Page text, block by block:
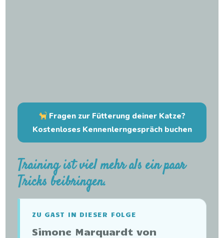
Fragen zur Fütterung deiner Katze?
Kostenloses Kennenlerngespräch buchen
Training ist viel mehr als ein paar
Tricks beibringen.
ZU GAST IN DIESER FOLGE
Simone Marquardt von